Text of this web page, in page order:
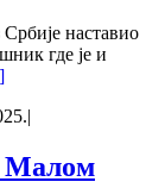
наставио
где је и
|
Малом